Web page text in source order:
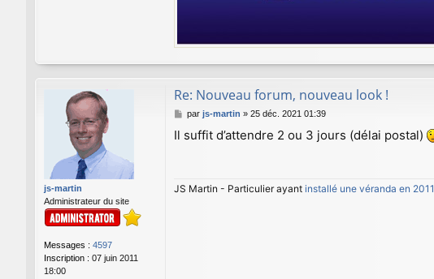
js-martin
Administrateur du site
Messages : 4597
Inscription : 07 juin 2011
18:00
Re: Nouveau forum, nouveau look !
M
s
e
par js-martin » 25 déc. 2021 01:39
Il suffit d’attendre 2 ou 3 jours (délai postal)
JS Martin - Particulier ayant installé une véranda en 2011